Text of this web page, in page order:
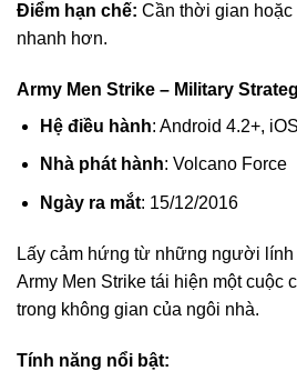
Điểm hạn chế: Cần thời gian hoặc
nhanh hơn.
Army Men Strike – Military
Hệ điều hành: Android 4.2+,
Nhà phát hành: Volcano Force
Ngày ra mắt: 15/12/2016
Lấy cảm hứng từ những người
Army Men Strike tái hiện một cuộc
trong không gian của ngôi nhà.
Tính năng nổi bật: